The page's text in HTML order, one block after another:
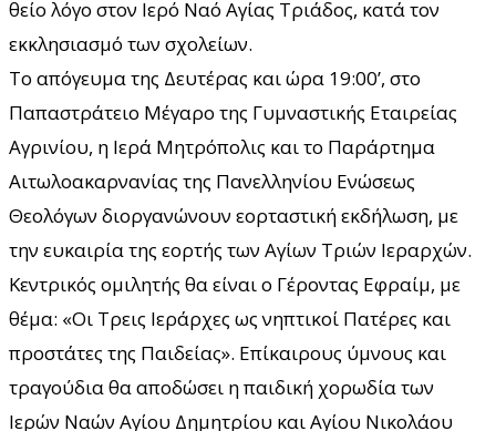
θείο λόγο στον Ιερό Ναό Αγίας Τριάδος, κατά τον
εκκλησιασμό των σχολείων.
Το απόγευμα της Δευτέρας και ώρα 19:00’, στο
Παπαστράτειο Μέγαρο της Γυμναστικής Εταιρείας
Αγρινίου, η Ιερά Μητρόπολις και το Παράρτημα
Αιτωλοακαρνανίας της Πανελληνίου Ενώσεως
Θεολόγων διοργανώνουν εορταστική εκδήλωση, με
την ευκαιρία της εορτής των Αγίων Τριών Ιεραρχών.
Κεντρικός ομιλητής θα είναι ο Γέροντας Εφραίμ, με
θέμα: «Οι Τρεις Ιεράρχες ως νηπτικοί Πατέρες και
προστάτες της Παιδείας». Επίκαιρους ύμνους και
τραγούδια θα αποδώσει η παιδική χορωδία των
Ιερών Ναών Αγίου Δημητρίου και Αγίου Νικολάου